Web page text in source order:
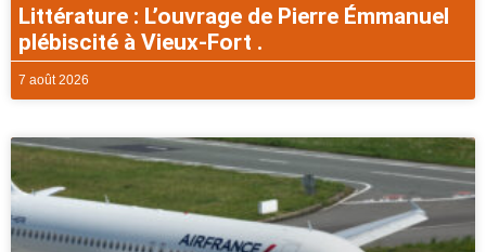
Littérature : L’ouvrage de Pierre Émmanuel
plébiscité à Vieux-Fort .
7 août 2026